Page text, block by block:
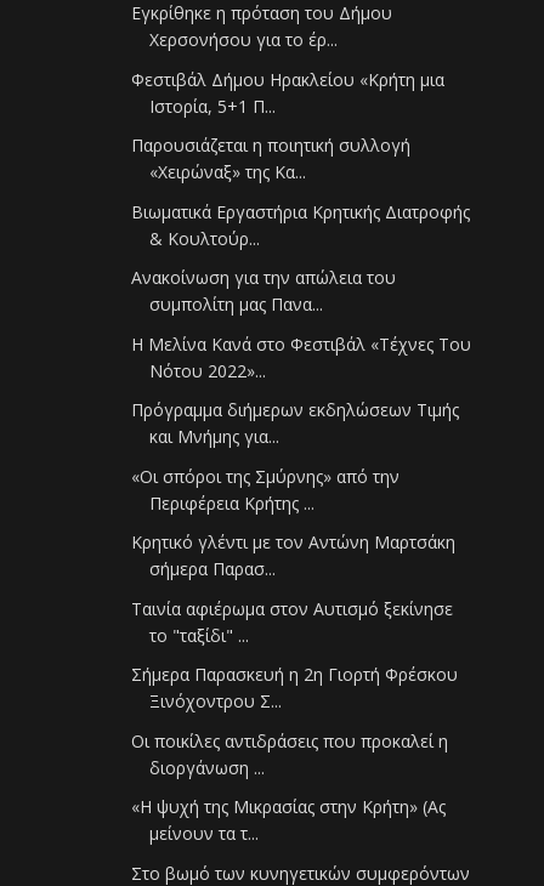
Εγκρίθηκε η πρόταση του Δήμου
Χερσονήσου για το έρ...
Φεστιβάλ Δήμου Ηρακλείου «Κρήτη μια
Ιστορία, 5+1 Π...
Παρουσιάζεται η ποιητική συλλογή
«Χειρώναξ» της Κα...
Βιωματικά Εργαστήρια Κρητικής Διατροφής
& Κουλτούρ...
Ανακοίνωση για την απώλεια του
συμπολίτη μας Πανα...
Η Μελίνα Κανά στο Φεστιβάλ «Τέχνες Του
Νότου 2022»...
Πρόγραμμα διήμερων εκδηλώσεων Τιμής
και Μνήμης για...
«Οι σπόροι της Σμύρνης» από την
Περιφέρεια Κρήτης ...
Κρητικό γλέντι με τον Αντώνη Μαρτσάκη
σήμερα Παρασ...
Ταινία αφιέρωμα στον Αυτισμό ξεκίνησε
το "ταξίδι" ...
Σήμερα Παρασκευή η 2η Γιορτή Φρέσκου
Ξινόχοντρου Σ...
Οι ποικίλες αντιδράσεις που προκαλεί η
διοργάνωση ...
«Η ψυχή της Μικρασίας στην Κρήτη» (Ας
μείνουν τα τ...
Στο βωμό των κυνηγετικών συμφερόντων